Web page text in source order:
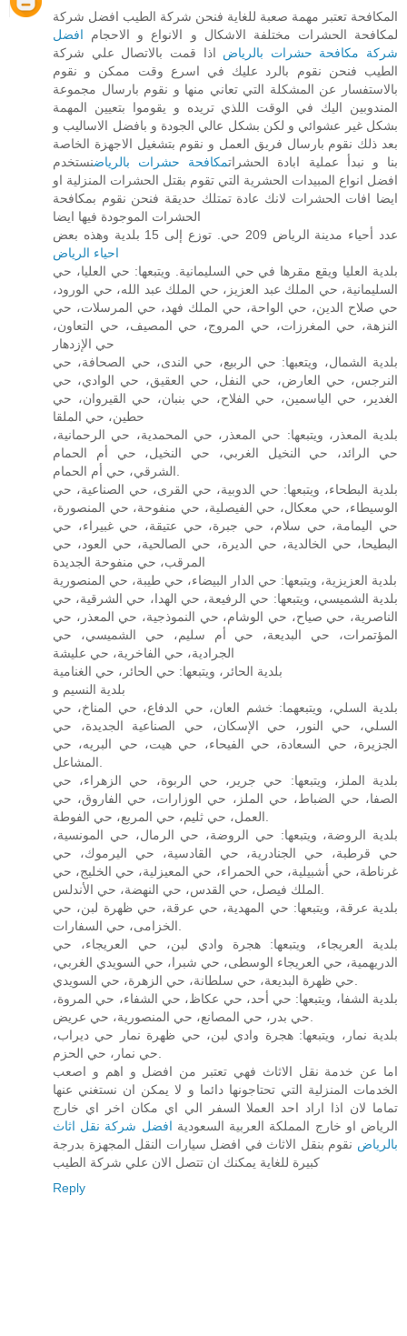
المكافحة تعتبر مهمة صعبة للغاية فنحن شركة الطيب افضل شركة
لمكافحة الحشرات مختلفة الاشكال و الانواع و الاحجام افضل
شركة مكافحة حشرات بالرياض اذا قمت بالاتصال علي شركة
الطيب فنحن نقوم بالرد عليك في اسرع وقت ممكن و نقوم
بالاستفسار عن المشكلة التي تعاني منها و نقوم بارسال مجموعة
المندوبين اليك في الوقت اللذي تريده و يقوموا بتعيين المهمة
بشكل غير عشوائي و لكن بشكل عالي الجودة و بافضل الاساليب و
بعد ذلك نقوم بارسال فريق العمل و نقوم بتشغيل الاجهزة الخاصة
بنا و نبدأ عملية ابادة الحشراتمكافحة حشرات بالرياضنستخدم
افضل انواع المبيدات الحشرية التي تقوم بقتل الحشرات المنزلية او
ايضا افات الحشرات لانك عادة تمتلك حديقة فنحن نقوم بمكافحة
الحشرات الموجودة فيها ايضا
عدد أحياء مدينة الرياض 209 حي. توزع إلى 15 بلدية وهذه بعض
احياء الرياض
بلدية العليا ويقع مقرها في حي السليمانية. ويتبعها: حي العليا، حي
السليمانية، حي الملك عبد العزيز، حي الملك عبد الله، حي الورود،
حي صلاح الدين، حي الواحة، حي الملك فهد، حي المرسلات، حي
النزهة، حي المغرزات، حي المروج، حي المصيف، حي التعاون،
حي الإزدهار
بلدية الشمال، ويتعبها: حي الربيع، حي الندى، حي الصحافة، حي
النرجس، حي العارض، حي النفل، حي العقيق، حي الوادي، حي
الغدير، حي الياسمين، حي الفلاح، حي بنبان، حي القيروان، حي
حطين، حي الملقا
بلدية المعذر، ويتبعها: حي المعذر، حي المحمدية، حي الرحمانية،
حي الرائد، حي النخيل الغربي، حي النخيل، حي أم الحمام
الشرقي، حي أم الحمام.
بلدية البطحاء، ويتبعها: حي الدوبية، حي القرى، حي الصناعية، حي
الوسيطاء، حي معكال، حي الفيصلية، حي منفوحة، حي المنصورة،
حي اليمامة، حي سلام، حي جبرة، حي عتيقة، حي غبيراء، حي
البطيحا، حي الخالدية، حي الديرة، حي الصالحية، حي العود، حي
المرقب، حي منفوحة الجديدة
بلدية العزيزية، ويتبعها: حي الدار البيضاء، حي طيبة، حي المنصورية
بلدية الشميسي، ويتبعها: حي الرفيعة، حي الهدا، حي الشرقية، حي
الناصرية، حي صياح، حي الوشام، حي النموذجية، حي المعذر، حي
المؤتمرات، حي البديعة، حي أم سليم، حي الشميسي، حي
الجرادية، حي الفاخرية، حي عليشة
بلدية الحائر، ويتبعها: حي الحائر، حي الغنامية
بلدية النسيم و
بلدية السلي، ويتبعهما: خشم العان، حي الدفاع، حي المناخ، حي
السلي، حي النور، حي الإسكان، حي الصناعية الجديدة، حي
الجزيرة، حي السعادة، حي الفيحاء، حي هيت، حي البريه، حي
المشاعل.
بلدية الملز، ويتبعها: حي جرير، حي الربوة، حي الزهراء، حي
الصفا، حي الضباط، حي الملز، حي الوزارات، حي الفاروق، حي
العمل، حي ثليم، حي المربع، حي الفوطة.
بلدية الروضة، ويتبعها: حي الروضة، حي الرمال، حي المونسية،
حي قرطبة، حي الجنادرية، حي القادسية، حي اليرموك، حي
غرناطة، حي أشبيلية، حي الحمراء، حي المعيزلية، حي الخليج، حي
الملك فيصل، حي القدس، حي النهضة، حي الأندلس.
بلدية عرقة، ويتبعها: حي المهدية، حي عرقة، حي ظهرة لبن، حي
الخزامى، حي السفارات.
بلدية العريجاء، ويتبعها: هجرة وادي لبن، حي العريجاء، حي
الدريهمية، حي العريجاء الوسطى، حي شبرا، حي السويدي الغربي،
حي ظهرة البديعة، حي سلطانة، حي الزهرة، حي السويدي.
بلدية الشفا، ويتبعها: حي أحد، حي عكاظ، حي الشفاء، حي المروة،
حي بدر، حي المصانع، حي المنصورية، حي عريض.
بلدية نمار، ويتبعها: هجرة وادي لبن، حي ظهرة نمار حي ديراب،
حي نمار، حي الحزم.
اما عن خدمة نقل الاثاث فهي تعتبر من افضل و اهم و اصعب
الخدمات المنزلية التي تحتاجونها دائما و لا يمكن ان نستغني عنها
تماما لان اذا اراد احد العملا السفر الي اي مكان اخر اي خارج
الرياض او خارج المملكة العربية السعودية افضل شركة نقل اثاث
بالرياض نقوم بنقل الاثاث في افضل سيارات النقل المجهزة بدرجة
كبيرة للغاية يمكنك ان تتصل الان علي شركة الطيب
Reply